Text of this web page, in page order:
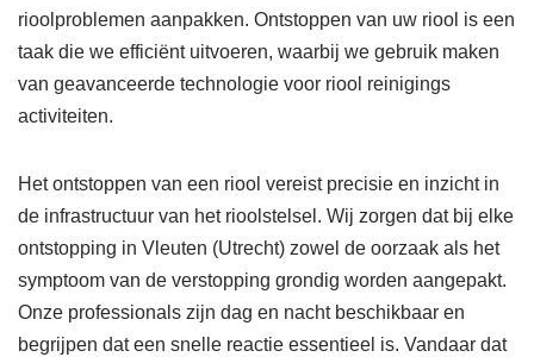
rioolproblemen aanpakken. Ontstoppen van uw riool is een
taak die we efficiënt uitvoeren, waarbij we gebruik maken
van geavanceerde technologie voor riool reinigings
activiteiten.
Het ontstoppen van een riool vereist precisie en inzicht in
de infrastructuur van het rioolstelsel. Wij zorgen dat bij elke
ontstopping in Vleuten (Utrecht) zowel de oorzaak als het
symptoom van de verstopping grondig worden aangepakt.
Onze professionals zijn dag en nacht beschikbaar en
begrijpen dat een snelle reactie essentieel is. Vandaar dat